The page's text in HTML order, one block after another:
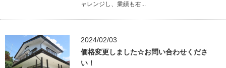
ャレンジし、業績も右...
2024/02/03
価格変更しました☆お問い合わせくださ
い！